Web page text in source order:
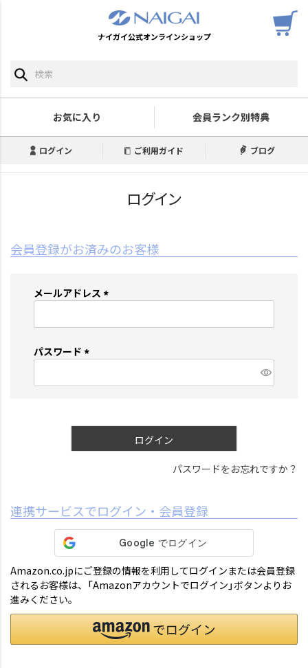
ナイガイ公式オンラインショップ
お気に入り 会員ランク別特典
ログイン ご利用ガイド ブログ
ログイン
会員登録がお済みのお客様
メールアドレス
必
パスワード
必
ログイン
パスワードをお忘れですか？
連携サービスでログイン・会員登録
Amazon.co.jpにご登録の情報を利用してログインまたは会員登録
されるお客様は、「Amazonアカウントでログイン」ボタンよりお
進みください。